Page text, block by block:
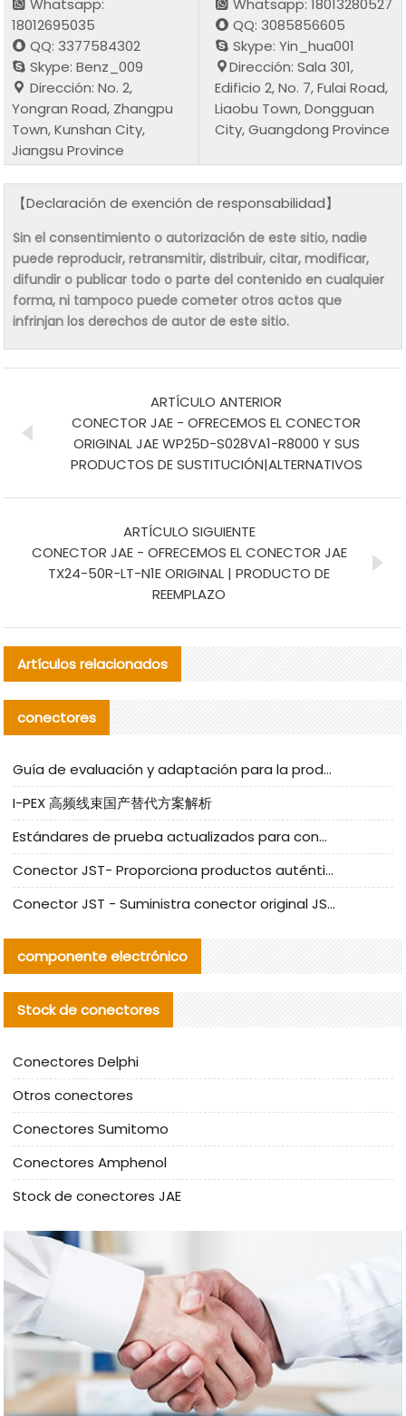
18012695035
QQ: 3377584302
Skype: Benz_009
Dirección: No. 2,
Yongran Road, Zhangpu
Town, Kunshan City,
Jiangsu Province
QQ: 3085856605
Skype: Yin_hua001
Dirección: Sala 301,
Edificio 2, No. 7, Fulai Road,
Liaobu Town, Dongguan
City, Guangdong Province
【Declaración de exención de responsabilidad】
Sin el consentimiento o autorización de este sitio, nadie
puede reproducir, retransmitir, distribuir, citar, modificar,
difundir o publicar todo o parte del contenido en cualquier
forma, ni tampoco puede cometer otros actos que
infrinjan los derechos de autor de este sitio.
ARTÍCULO ANTERIOR
CONECTOR JAE - OFRECEMOS EL CONECTOR
ORIGINAL JAE WP25D-S028VA1-R8000 Y SUS
PRODUCTOS DE SUSTITUCIÓN|ALTERNATIVOS
ARTÍCULO SIGUIENTE
CONECTOR JAE - OFRECEMOS EL CONECTOR JAE
TX24-50R-LT-N1E ORIGINAL | PRODUCTO DE
REEMPLAZO
Artículos relacionados
conectores
Guía de evaluación y adaptación para la producción en serie de componentes de cables nacionales para CNC Tech
I-PEX 高频线束国产替代方案解析
Estándares de prueba actualizados para conectores nacionales bajo la referencia de CLIFF
Conector JST- Proporciona productos auténticos y alternativos del conector JST NSHR-02V-S
Conector JST - Suministra conector original JST GHR-09V-S | productos alternativos
componente electrónico
Stock de conectores
Conectores Delphi
Otros conectores
Conectores Sumitomo
Conectores Amphenol
Stock de conectores JAE